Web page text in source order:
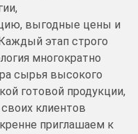
выгодные цены и
этап строго
многократно
сырья высокого
готовой продукции,
клиентов
приглашаем к